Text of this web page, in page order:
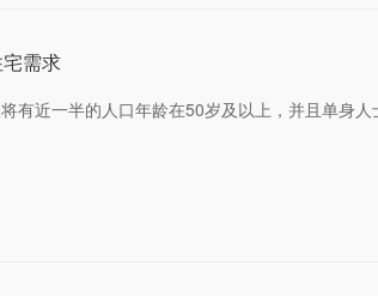
需求
近一半的人口年龄在50岁及以上，并且单身